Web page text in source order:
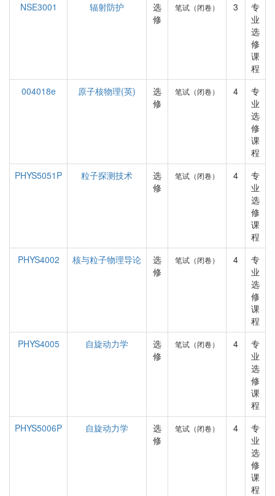
NSE3001
辐射防护
选
修
笔试（闭卷） 3
专
业
选
修
课
程
004018e
原子核物理(英)
选
修
笔试（闭卷） 4
专
业
选
修
课
程
PHYS5051P
粒子探测技术
选
修
笔试（闭卷） 4
专
业
选
修
课
程
PHYS4002
核与粒子物理导论
选
修
笔试（闭卷） 4
专
业
选
修
课
程
PHYS4005
自旋动力学
选
修
笔试（闭卷） 4
专
业
选
修
课
程
PHYS5006P
自旋动力学
选
修
笔试（闭卷） 4
专
业
选
修
课
程